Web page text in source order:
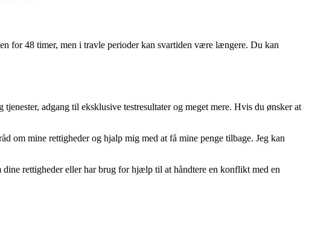
for 48 timer, men i travle perioder kan svartiden være længere. Du kan
adgang til eksklusive testresultater og meget mere. Hvis du ønsker at
om mine rettigheder og hjalp mig med at få mine penge tilbage. Jeg kan
rettigheder eller har brug for hjælp til at håndtere en konflikt med en